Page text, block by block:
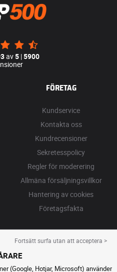
av5|5900
FÖRETAG
Kundservice
Kontakta oss
Kundrecensioner
Sekretesspolicy
Regler för moderering
Allmäna försäljningsvillkor
Hantering av cookies
Företagsfakta
Fortsätt surfa utan att acceptera >
(Google, Hotjar, Microsoft) använder